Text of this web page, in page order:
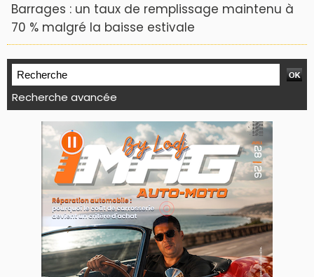
Barrages : un taux de remplissage maintenu à
70 % malgré la baisse estivale
Recherche avancée